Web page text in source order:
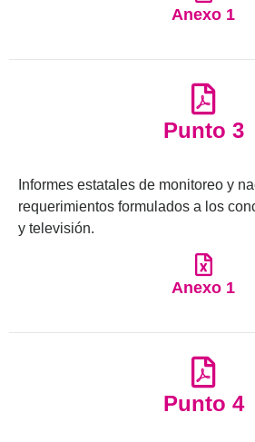
Anexo 1
Punto 3
Informes estatales de monitoreo y
requerimientos formulados a los
y televisión.
Anexo 1
Punto 4